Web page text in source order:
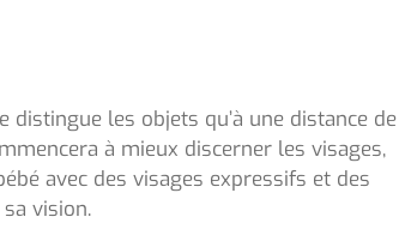
les objets qu’à une distance de
à mieux discerner les visages,
avec des visages expressifs et des
vision.